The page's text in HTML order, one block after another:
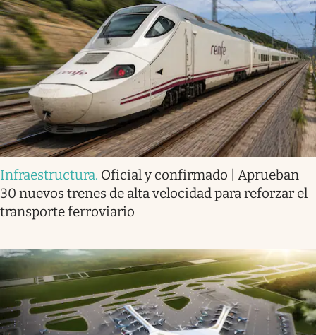
Infraestructura. Oficial y confirmado | Aprueban
30 nuevos trenes de alta velocidad para reforzar el
transporte ferroviario